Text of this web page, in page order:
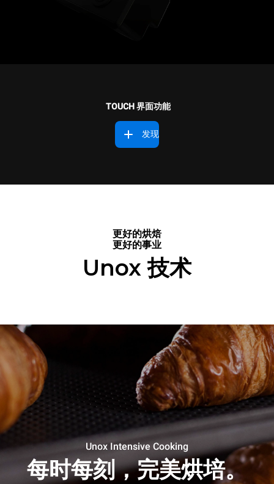
TOUCH 界面功能
发现
更好的烘焙
更好的事业
Unox 技术
Unox Intensive Cooking
每时每刻，完美烘培。